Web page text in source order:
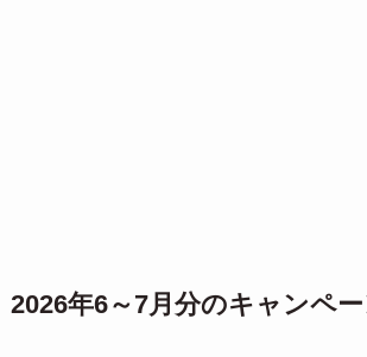
2026年6～7月分のキャンペ